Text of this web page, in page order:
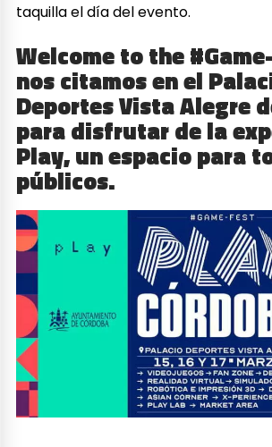
taquilla el día del evento.
Welcome to the
nos citamos en el
Deportes Vista Alegre
para disfrutar de la
Play, un espacio para
públicos.